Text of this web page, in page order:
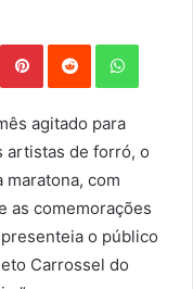
Tumblr Pinterest Reddit
agitado para
artistas de forró, o
com
as comemorações
o público
Carrossel do